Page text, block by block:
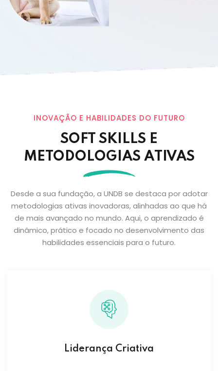
INOVAÇÃO E HABILIDADES DO FUTURO
SOFT SKILLS E
METODOLOGIAS ATIVAS
Desde a sua fundação, a UNDB se destaca por adotar
metodologias ativas inovadoras, alinhadas ao que há
de mais avançado no mundo. Aqui, o aprendizado é
dinâmico, prático e focado no desenvolvimento das
habilidades essenciais para o futuro.
Liderança Criativa